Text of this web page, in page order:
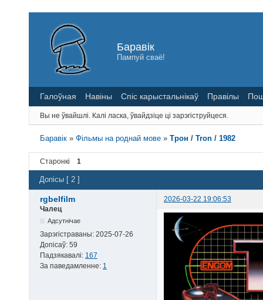
Баравік
Пампуй сваё!
Галоўная Навіны Спіс карыстальнікаў Правілы
Вы не ўвайшлі. Калі ласка, ўвайдзіце ці зарэгіструйцеся.
Баравік »Фільмы на роднай мове »Трон / Tron / 1982
Старонкі 1
Допісы [ 2 ]
rgbelfilm
2026-03-22 19:06:53
Чалец
Адсутнічае
Зарэгістраваны: 2025-07-26
Допісаў: 59
Падзякавалі: 167
За паведамленне: 1